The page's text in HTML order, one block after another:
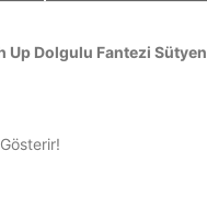
Up Dolgulu Fantezi Sütyen